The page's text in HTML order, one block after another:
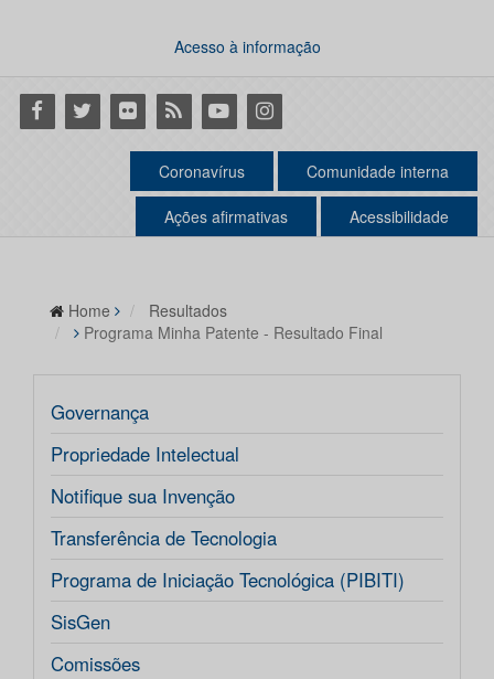
Acesso à informação
Facebook
Twitter Flickr RSS YoutubeInstagram
Coronavírus Comunidade interna
Ações afirmativas Acessibilidade
Home
Resultados
Programa Minha Patente - Resultado Final
Governança
Propriedade Intelectual
Notifique sua Invenção
Transferência de Tecnologia
Programa de Iniciação Tecnológica (PIBITI)
SisGen
Comissões